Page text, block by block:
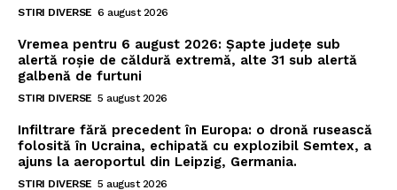
STIRI DIVERSE 6 august 2026
Vremea pentru 6 august 2026: Șapte județe sub
alertă roșie de căldură extremă, alte 31 sub alertă
galbenă de furtuni
STIRI DIVERSE 5 august 2026
Infiltrare fără precedent în Europa: o dronă rusească
folosită în Ucraina, echipată cu explozibil Semtex, a
ajuns la aeroportul din Leipzig, Germania.
STIRI DIVERSE 5 august 2026